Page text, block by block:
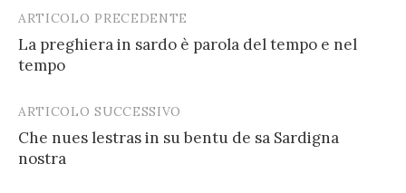
Post
navigation
ARTICOLO PRECEDENTE
La preghiera in sardo è parola del tempo e nel
tempo
ARTICOLO SUCCESSIVO
Che nues lestras in su bentu de sa Sardigna
nostra